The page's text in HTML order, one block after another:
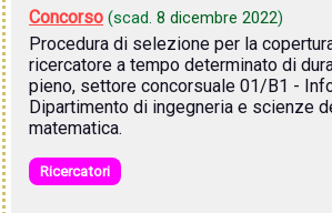
Concorso (scad. 8 dicembre 2022)
Procedura di selezione per la
ricercatore a tempo determinato di
pieno, settore concorsuale 01/B1 -
Dipartimento di ingegneria e scienze
matematica.
Ricercatori